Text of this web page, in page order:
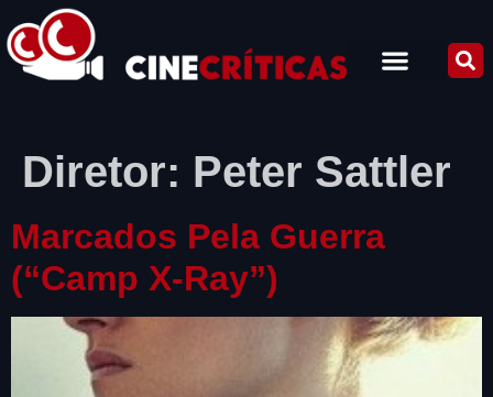
Diretor: Peter Sattler
Marcados Pela Guerra
(“Camp X-Ray”)